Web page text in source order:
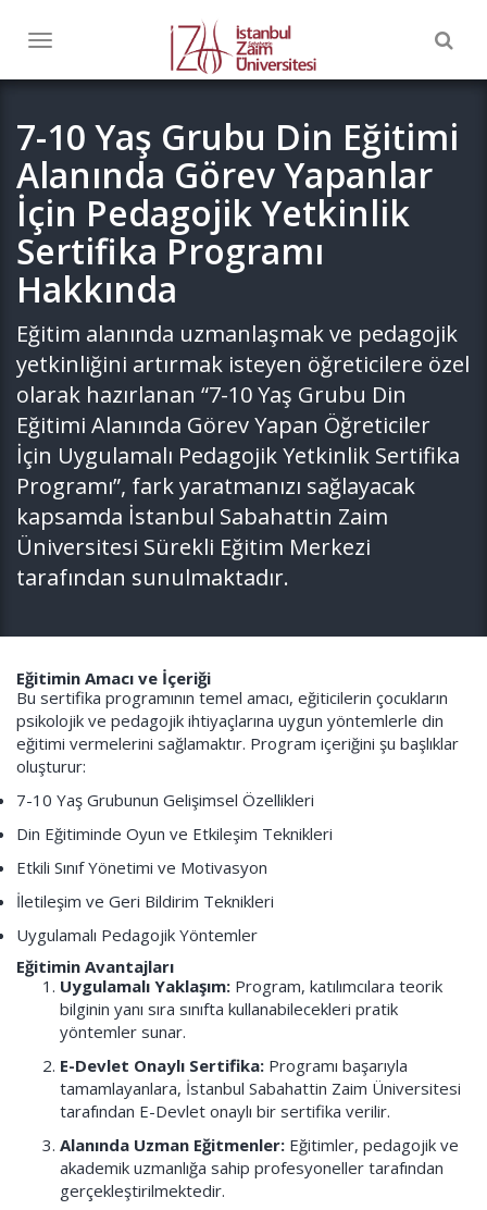
Toggle
7-10 Yaş Grubu Din Eğitimi
Alanında Görev Yapanlar
İçin Pedagojik Yetkinlik
Sertifika Programı
Hakkında
Eğitim alanında uzmanlaşmak ve pedagojik
yetkinliğini artırmak isteyen öğreticilere özel
olarak hazırlanan “7-10 Yaş Grubu Din
Eğitimi Alanında Görev Yapan Öğreticiler
İçin Uygulamalı Pedagojik Yetkinlik Sertifika
Programı”, fark yaratmanızı sağlayacak
kapsamda İstanbul Sabahattin Zaim
Üniversitesi Sürekli Eğitim Merkezi
tarafından sunulmaktadır.
Eğitimin Amacı ve İçeriği
Bu sertifika programının temel amacı, eğiticilerin çocukların
psikolojik ve pedagojik ihtiyaçlarına uygun yöntemlerle din
eğitimi vermelerini sağlamaktır. Program içeriğini şu başlıklar
oluşturur:
7-10 Yaş Grubunun Gelişimsel Özellikleri
Din Eğitiminde Oyun ve Etkileşim Teknikleri
Etkili Sınıf Yönetimi ve Motivasyon
İletileşim ve Geri Bildirim Teknikleri
Uygulamalı Pedagojik Yöntemler
Eğitimin Avantajları
Uygulamalı Yaklaşım: Program, katılımcılara teorik
bilginin yanı sıra sınıfta kullanabilecekleri pratik
yöntemler sunar.
E-Devlet Onaylı Sertifika: Programı başarıyla
tamamlayanlara, İstanbul Sabahattin Zaim Üniversitesi
tarafından E-Devlet onaylı bir sertifika verilir.
Alanında Uzman Eğitmenler: Eğitimler, pedagojik ve
akademik uzmanlığa sahip profesyoneller tarafından
gerçekleştirilmektedir.